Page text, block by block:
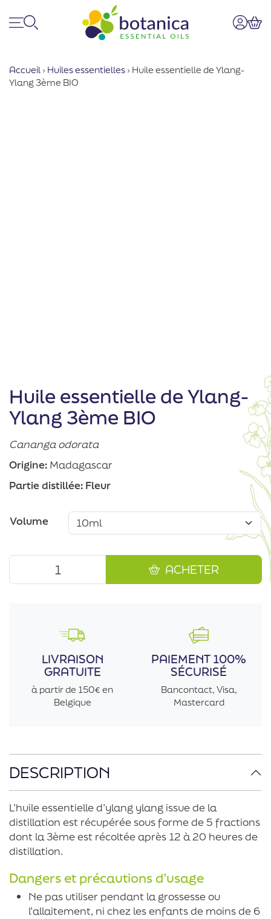
Accueil › Huiles essentielles › Huile essentielle de Ylang-
Ylang 3ème BIO
Huile essentielle de Ylang-
Ylang 3ème BIO
Cananga odorata
Origine: Madagascar
Partie distillée: Fleur
Volume
ACHETER
DESCRIPTION
L’huile essentielle d’ylang ylang issue de la
distillation est récupérée sous forme de 5 fractions
dont la 3ème est récoltée après 12 à 20 heures de
distillation.
Dangers et précautions d’usage
Ne pas utiliser pendant la grossesse ou
l’allaitement, ni chez les enfants de moins de 6
LIVRAISON
GRATUITE
à partir de 150€ en
Belgique
PAIEMENT 100%
SÉCURISÉ
Bancontact, Visa,
Mastercard